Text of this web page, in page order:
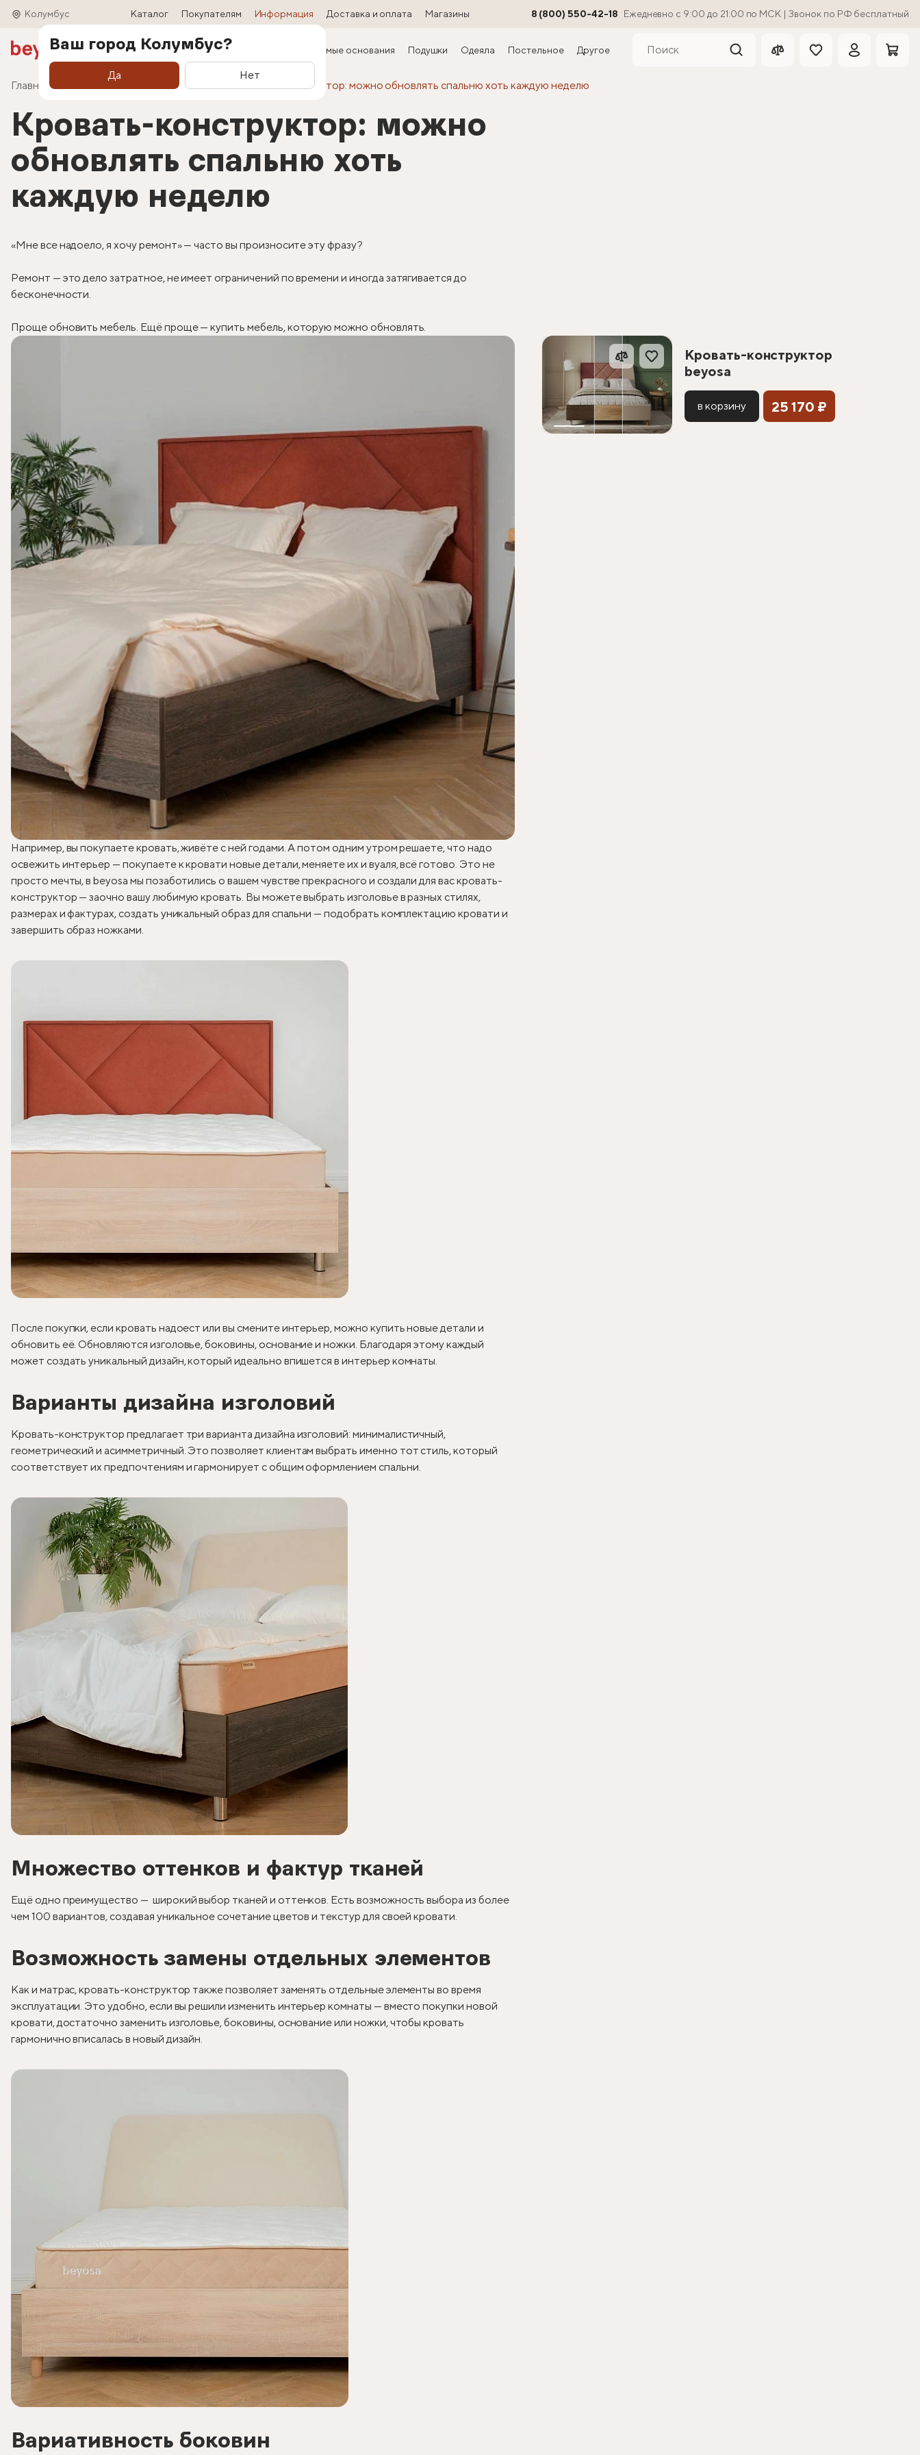
Колумбус Каталог Покупателям Информация Доставка и оплата Магазины 8 (800) 550-42-18 Ежедневно с 9:00 до 21:00 по МСК | Звонок по РФ бесплатный
Акции Матрасы Кровати Трансформируемые основания Подушки Одеяла Постельное Другое
Главная Информация Статьи Кровать-конструктор: можно обновлять спальню хоть каждую неделю
Кровать-конструктор: можно
обновлять спальню хоть
каждую неделю
«Мне все надоело, я хочу ремонт» — часто вы произносите эту фразу?
Ремонт — это дело затратное, не имеет ограничений по времени и иногда затягивается до
бесконечности.
Проще обновить мебель. Ещё проще — купить мебель, которую можно обновлять.
Кровать-конструктор
beyosa
в корзину 25 170 ₽
Например, вы покупаете кровать, живёте с ней годами. А потом одним утром решаете, что надо
освежить интерьер — покупаете к кровати новые детали, меняете их и вуаля, всё готово. Это не
просто мечты, в beyosa мы позаботились о вашем чувстве прекрасного и создали для вас кровать-
конструктор — заочно вашу любимую кровать. Вы можете выбрать изголовье в разных стилях,
размерах и фактурах, создать уникальный образ для спальни — подобрать комплектацию кровати и
завершить образ ножками.
После покупки, если кровать надоест или вы смените интерьер, можно купить новые детали и
обновить её. Обновляются изголовье, боковины, основание и ножки. Благодаря этому каждый
может создать уникальный дизайн, который идеально впишется в интерьер комнаты.
Варианты дизайна изголовий
Кровать-конструктор предлагает три варианта дизайна изголовий: минималистичный,
геометрический и асимметричный. Это позволяет клиентам выбрать именно тот стиль, который
соответствует их предпочтениям и гармонирует с общим оформлением спальни.
Множество оттенков и фактур тканей
Ещё одно преимущество — широкий выбор тканей и оттенков. Есть возможность выбора из более
чем 100 вариантов, создавая уникальное сочетание цветов и текстур для своей кровати.
Возможность замены отдельных элементов
Как и матрас, кровать-конструктор также позволяет заменять отдельные элементы во время
эксплуатации. Это удобно, если вы решили изменить интерьер комнаты — вместо покупки новой
кровати, достаточно заменить изголовье, боковины, основание или ножки, чтобы кровать
гармонично вписалась в новый дизайн.
Вариативность боковин
Ваш город Колумбус?
Да Нет